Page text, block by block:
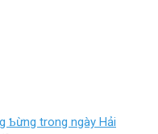
Ƅừng trong ngày Hải